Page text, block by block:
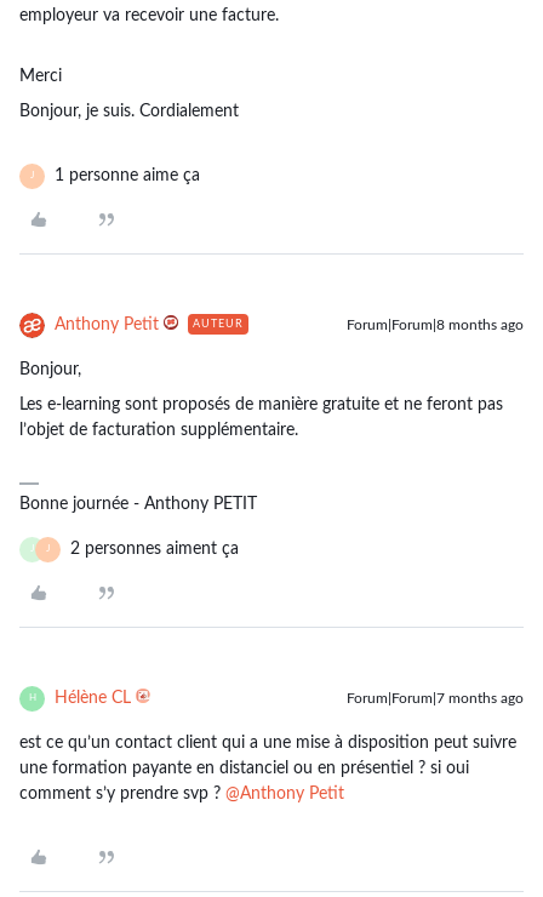
employeur va recevoir une facture.
Merci
Bonjour, je suis. Cordialement
J 1 personne aime ça
Anthony Petit AUTEUR Forum|Forum|8 months ago
Bonjour,
Les e-learning sont proposés de manière gratuite et ne feront pas
l’objet de facturation supplémentaire.
Bonne journée - Anthony PETIT
J J 2 personnes aiment ça
H Hélène CL Forum|Forum|7 months ago
est ce qu’un contact client qui a une mise à disposition peut suivre
une formation payante en distanciel ou en présentiel ? si oui
comment s’y prendre svp ? ​ @Anthony Petit